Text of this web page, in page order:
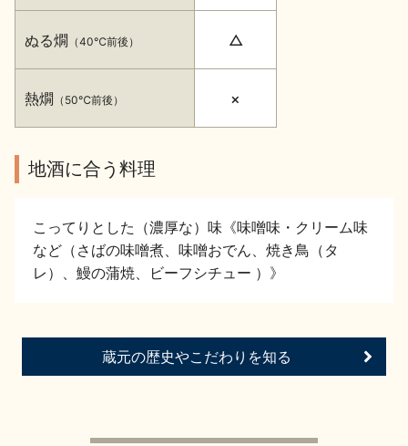
イベント情報TOP 新商品・おすすめ商品
地酒蔵元会とは
ぬる燗 （40℃前後）
熱燗 （50℃前後）
△
×
地酒に合う料理
こってりとした（濃厚な）味《味噌味・クリーム味
など（さばの味噌煮、味噌おでん、焼き鳥（タ
レ）、鰻の蒲焼、ビーフシチュー ）》
蔵元の歴史やこだわりを知る